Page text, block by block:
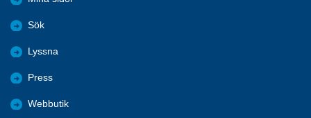
Sök
Lyssna
Press
Webbutik